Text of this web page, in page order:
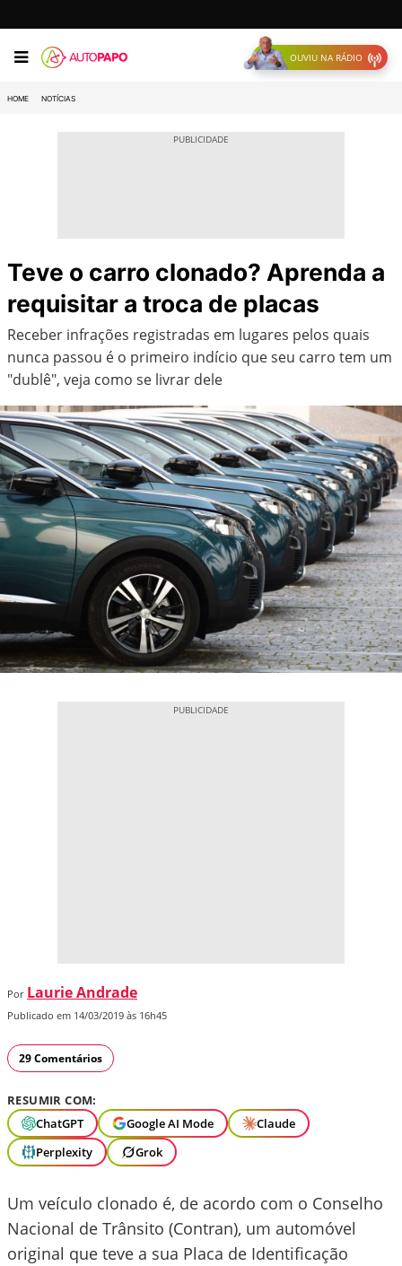
OUVIU NA RÁDIO
HOME NOTÍCIAS
Teve o carro clonado? Aprenda a
requisitar a troca de placas
Receber infrações registradas em lugares pelos quais
nunca passou é o primeiro indício que seu carro tem um
"dublê", veja como se livrar dele
Por Laurie Andrade
Publicado em 14/03/2019 às 16h45
29 Comentários
RESUMIR COM:
ChatGPT
Google AI Mode
Claude
Perplexity
Grok
Um veículo clonado é, de acordo com o Conselho
Nacional de Trânsito (Contran), um automóvel
original que teve a sua Placa de Identificação